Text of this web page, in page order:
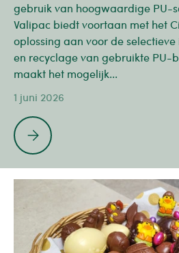
gebruik van hoogwaardige PU-
Valipac biedt voortaan met het
oplossing aan voor de
en recyclage van gebruikte PU-
maakt het mogelijk...
1 juni 2026
Duurzame recyclage van PU-